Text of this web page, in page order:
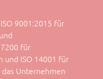
9001:2015 für
für
und ISO 14001 für
Unternehmen